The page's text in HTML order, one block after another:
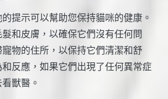
提示可以幫助您保持貓咪的健康。
和皮膚，以確保它們沒有任何問
物的住所，以保持它們清潔和舒
反應，如果它們出現了任何異常症
獸醫。